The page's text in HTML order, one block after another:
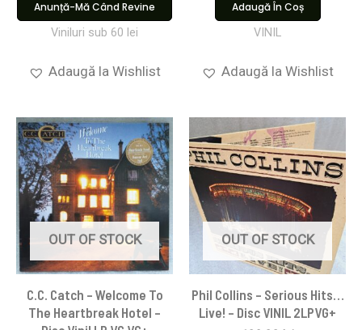
Anunță-Mă Când Revine
Viniluri sub 60 lei
Adaugă la Wishlist
Adaugă În Coș
VINIL
Adaugă la Wishlist
OUT OF STOCK
C.C. Catch – Welcome To
The Heartbreak Hotel –
OUT OF STOCK
Phil Collins – Serious Hits…
Live! – Disc VINIL 2LPVG+